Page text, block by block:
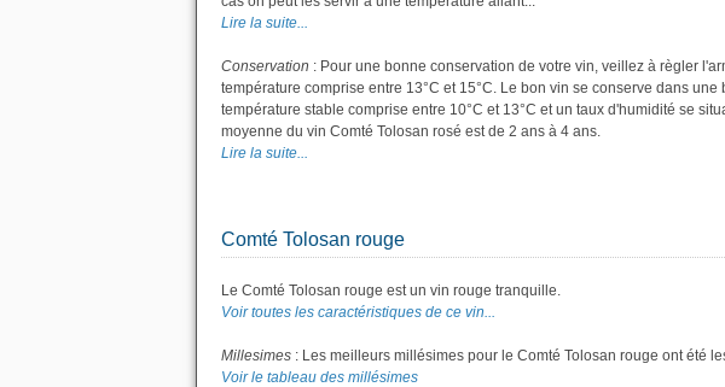
Lire la suite...
Conservation : Pour une bonne conservation de votre vin, veillez à règler
température comprise entre 13°C et 15°C. Le bon vin se conserve dans
température stable comprise entre 10°C et 13°C et un taux d'humidité se
moyenne du vin Comté Tolosan rosé est de 2 ans à 4 ans.
Lire la suite...
Comté Tolosan rouge
Le Comté Tolosan rouge est un vin rouge tranquille.
Voir toutes les caractéristiques de ce vin...
Millesimes : Les meilleurs millésimes pour le Comté Tolosan rouge ont été
Voir le tableau des millésimes